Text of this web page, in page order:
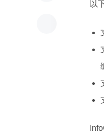
以